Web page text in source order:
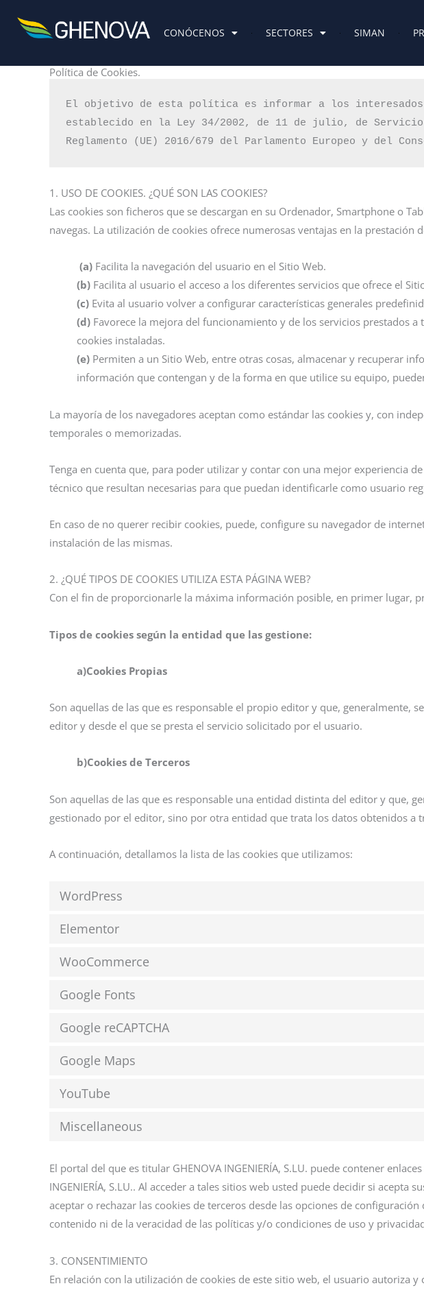
CONÓCENOS SECTORES SIMAN
Política de Cookies.
El objetivo de esta política es informar a los interesados
establecido en la Ley 34/2002, de 11 de julio, de
Reglamento (UE) 2016/679 del Parlamento Europeo y del
1. USO DE COOKIES. ¿QUÉ SON LAS COOKIES?
Las cookies son ficheros que se descargan en su Ordenador, Smartphone o
navegas. La utilización de cookies ofrece numerosas ventajas en la
(a) Facilita la navegación del usuario en el Sitio Web.
(b) Facilita al usuario el acceso a los diferentes servicios que ofrece el
(c) Evita al usuario volver a configurar características generales
(d) Favorece la mejora del funcionamiento y de los servicios prestados
cookies instaladas.
(e) Permiten a un Sitio Web, entre otras cosas, almacenar y recuperar
información que contengan y de la forma en que utilice su equipo,
La mayoría de los navegadores aceptan como estándar las cookies y, con
temporales o memorizadas.
Tenga en cuenta que, para poder utilizar y contar con una mejor experiencia
técnico que resultan necesarias para que puedan identificarle como usuario
En caso de no querer recibir cookies, puede, configure su navegador de
instalación de las mismas.
2. ¿QUÉ TIPOS DE COOKIES UTILIZA ESTA PÁGINA WEB?
Con el fin de proporcionarle la máxima información posible, en primer lugar,
Tipos de cookies según la entidad que las gestione:
a)Cookies Propias
Son aquellas de las que es responsable el propio editor y que,
editor y desde el que se presta el servicio solicitado por el usuario.
b)Cookies de Terceros
Son aquellas de las que es responsable una entidad distinta del editor y que,
gestionado por el editor, sino por otra entidad que trata los datos obtenidos a
A continuación, detallamos la lista de las cookies que utilizamos:
WordPress
Elementor
WooCommerce
Google Fonts
Google reCAPTCHA
Google Maps
YouTube
Miscellaneous
El portal del que es titular GHENOVA INGENIERÍA, S.LU. puede contener
INGENIERÍA, S.LU.. Al acceder a tales sitios web usted puede decidir si
aceptar o rechazar las cookies de terceros desde las opciones de configuración
contenido ni de la veracidad de las políticas y/o condiciones de uso y
3. CONSENTIMIENTO
En relación con la utilización de cookies de este sitio web, el usuario autoriza